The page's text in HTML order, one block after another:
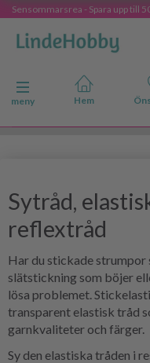
Sensommarsrea - Spara upp till
Ändra navigering
meny
Sytråd,
reflextråd
Har du stickade strumpor
slätstickning som böjer
lösa problemet.
transparent elastisk tråd
garnkvaliteter och färger.
Sy den elastiska tråden i